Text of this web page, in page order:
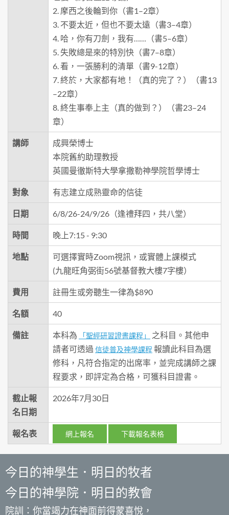
2. 摩西之後輪到你（書1–2章）
3. 不要太近，但也不要太遠（書3–4章）
4. 哈，你有刀劍，我有……（書5–6章）
5. 失敗總是來的特別快（書7–8章）
6. 看，一張勝利的清單（書9-12章）
7. 終於，大家都有地！（真的完了？）（書13
–22章）
8. 終生事奉上主（真的做到？）（書23–24
章）
講師
成興榮博士
本院舊約助理教授
英國曼徹斯特大學拿撒勒神學院哲學博士
對象 有志建立成熟靈命的信徒
日期 6/8/26-24/9/26（逢禮拜四，共八堂）
時間 晚上7:15 - 9:30
地點
可選擇實時Zoom視訊，或實體上課模式
(九龍旺角弼街56號基督教大樓7字樓）
費用 註冊生或旁聽生一律為$890
名額 40
備註 本科為 「聖經研習證書課程」
之科目。其他申
請者可透過 信徒普及神學課程 報讀此科目為選
修科，凡符合指定的出席率，並完成講師之課
程要求，即評定為合格，可獲科目證書。
截止報
名日期
2026年7月30日
報名表 網上報名 下載報名表格
今日的神學生．明日的牧者
今日的神學院．明日的教會
院訓：你當竭力在神面前得蒙喜悅，